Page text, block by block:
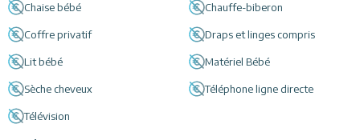
Chaise bébé Chauffe-biberon
Coffre privatif Draps et linges compris
Lit bébé Matériel Bébé
Sèche cheveux Téléphone ligne directe
Télévision